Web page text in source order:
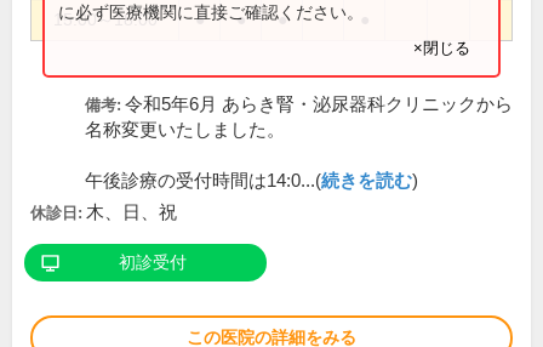
15:00～18:00 ● ● ●
に必ず医療機関に直接ご確認ください。
×閉じる
備考: 令和5年6月 あらき腎・泌尿器科クリニックから
名称変更いたしました。
午後診療の受付時間は14:0...(続きを読む)
休診日: 木、日、祝
初診受付
この医院の詳細をみる